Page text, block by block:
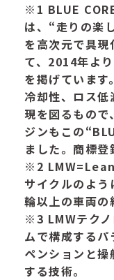
※1 BLUE
は、“走りの楽
を高次元で具
て、2014年よ
を掲げています
冷却性、ロス低
現を図るもの
ジンもこの
ました。商標登
※2
サイクルのよ
輪以上の車両の
※3 LMWテクノ
ムで構成する
ペンションと
する技術。